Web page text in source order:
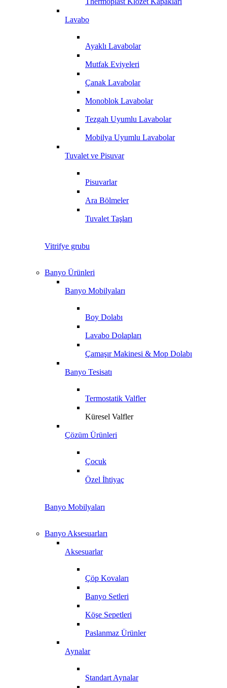
Lavabo
Ayaklı Lavabolar
Mutfak Eviyeleri
Çanak Lavabolar
Monoblok Lavabolar
Tezgah Uyumlu Lavabolar
Mobilya Uyumlu Lavabolar
Tuvalet ve Pisuvar
Pisuvarlar
Ara Bölmeler
Tuvalet Taşları
Vitrifye grubu
Banyo Ürünleri
Banyo Mobilyaları
Boy Dolabı
Lavabo Dolapları
Çamaşır Makinesi & Mop Dolabı
Banyo Tesisatı
Termostatik Valfler
Küresel Valfler
Çözüm Ürünleri
Çocuk
Özel İhtiyaç
Banyo Mobilyaları
Banyo Aksesuarları
Aksesuarlar
Çöp Kovaları
Banyo Setleri
Köşe Sepetleri
Paslanmaz Ürünler
Aynalar
Standart Aynalar